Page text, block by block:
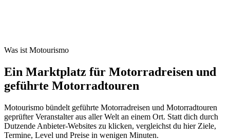
Was ist Motourismo
Ein Marktplatz für Motorradreisen und
geführte Motorradtouren
Motourismo bündelt geführte Motorradreisen und Motorradtouren
geprüfter Veranstalter aus aller Welt an einem Ort. Statt dich durch
Dutzende Anbieter-Websites zu klicken, vergleichst du hier Ziele,
Termine, Level und Preise in wenigen Minuten.